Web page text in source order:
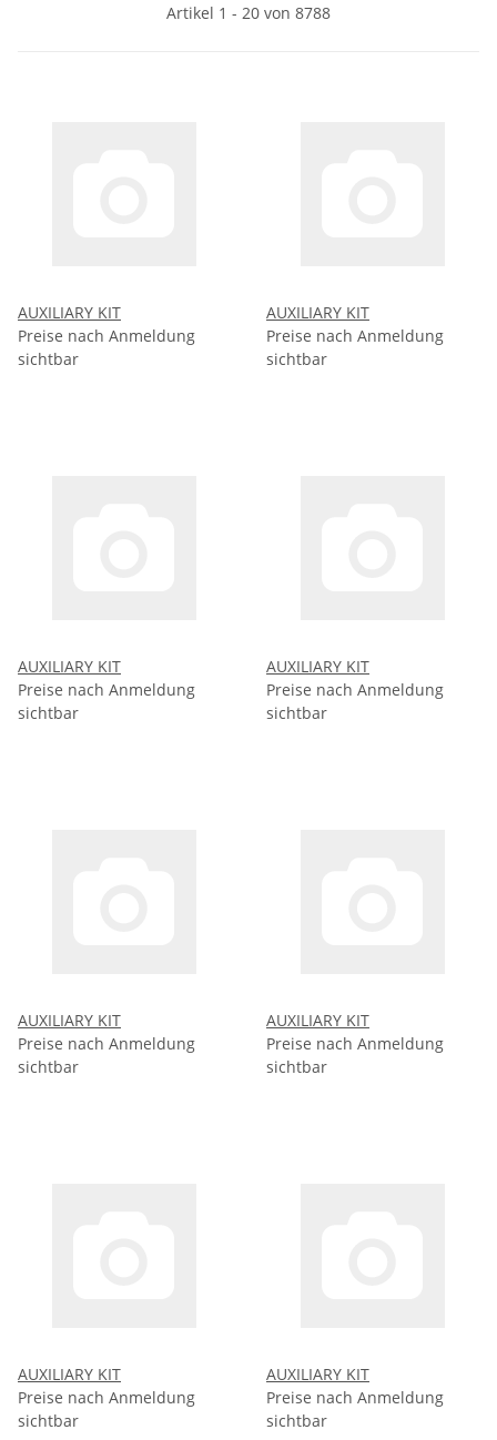
Artikel 1 - 20 von 8788
AUXILIARY KIT
Preise nach Anmeldung
sichtbar
AUXILIARY KIT
Preise nach Anmeldung
sichtbar
AUXILIARY KIT
Preise nach Anmeldung
sichtbar
AUXILIARY KIT
Preise nach Anmeldung
sichtbar
AUXILIARY KIT
Preise nach Anmeldung
sichtbar
AUXILIARY KIT
Preise nach Anmeldung
sichtbar
AUXILIARY KIT
Preise nach Anmeldung
sichtbar
AUXILIARY KIT
Preise nach Anmeldung
sichtbar